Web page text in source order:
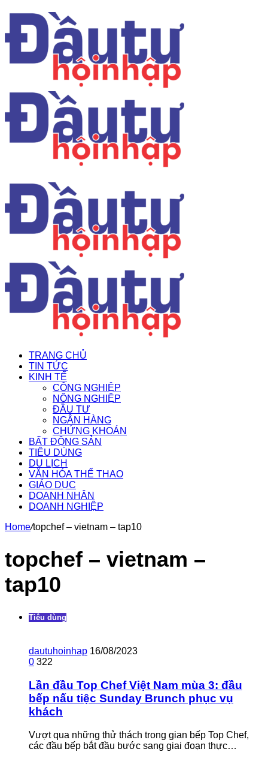
TRANG CHỦ
TIN TỨC
KINH TẾ
CÔNG NGHIỆP
NÔNG NGHIỆP
ĐẦU TƯ
NGÂN HÀNG
CHỨNG KHOÁN
BẤT ĐỘNG SẢN
TIÊU DÙNG
DU LỊCH
VĂN HÓA THỂ THAO
GIÁO DỤC
DOANH NHÂN
DOANH NGHIỆP
Home/topchef – vietnam – tap10
topchef – vietnam –
tap10
Tiêu dùng
dautuhoinhap 16/08/2023
0 322
Lần đầu Top Chef Việt Nam mùa 3: đầu
bếp nấu tiệc Sunday Brunch phục vụ
khách
Vượt qua những thử thách trong gian bếp Top Chef,
các đầu bếp bắt đầu bước sang giai đoạn thực…